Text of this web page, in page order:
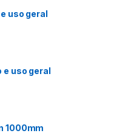
uso geral
e uso geral
1000mm